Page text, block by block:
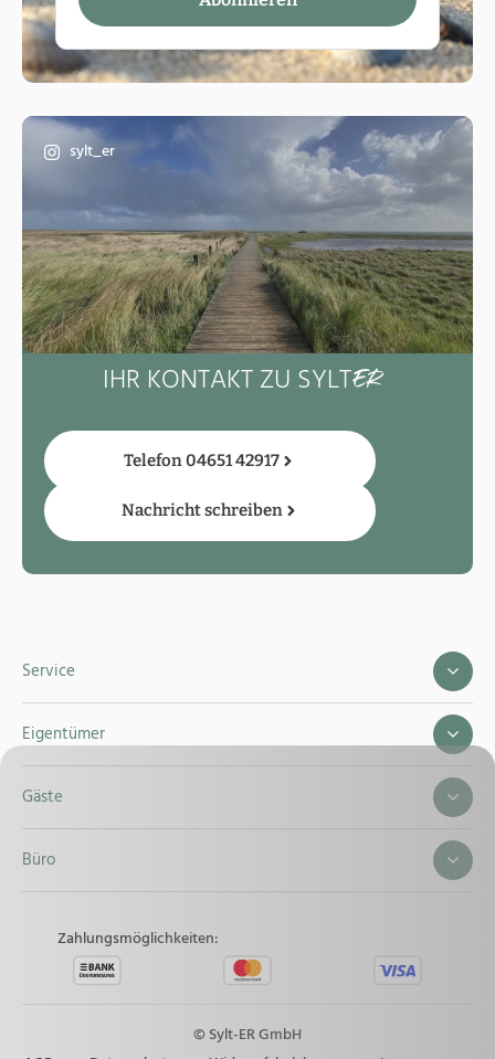
sylt_er
IHR KONTAKT ZU SYLT
Telefon 04651 42917
Nachricht schreiben
Service
Eigentümer
Gäste
Büro
© Sylt-ER GmbH
Zahlungsmöglichkeiten: